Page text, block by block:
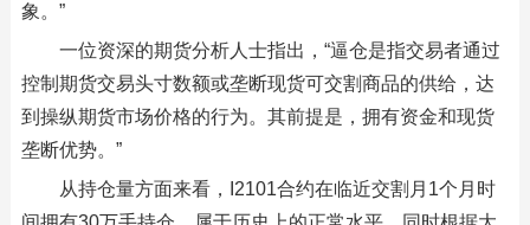
象。”
一位资深的期货分析人士指出，“逼仓是指交易者通过
控制期货交易头寸数额或垄断现货可交割商品的供给，达
到操纵期货市场价格的行为。其前提是，拥有资金和现货
垄断优势。”
从持仓量方面来看，I2101合约在临近交割月1个月时